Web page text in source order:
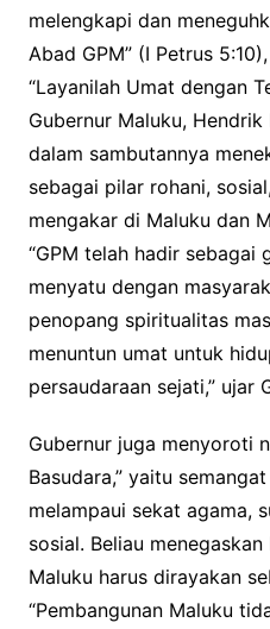
melengkapi dan
Abad GPM” (I Petrus
“Layanilah Umat dengan
Gubernur Maluku, Hendrik
dalam sambutannya
sebagai pilar rohani,
mengakar di Maluku dan
“GPM telah hadir sebagai
menyatu dengan
penopang spiritualitas
menuntun umat untuk
persaudaraan sejati,” ujar
Gubernur juga menyoroti
Basudara,” yaitu
melampaui sekat agama,
sosial. Beliau
Maluku harus dirayakan
“Pembangunan Maluku